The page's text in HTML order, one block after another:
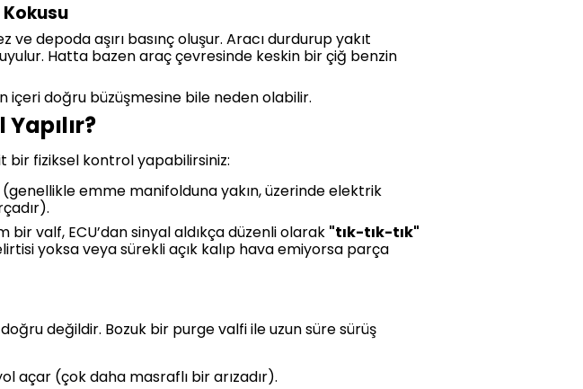
depoda aşırı basınç oluşur. Aracı durdurup yakıt
Hatta bazen araç çevresinde keskin bir çiğ benzin
içeri doğru büzüşmesine bile neden olabilir.
bir fiziksel kontrol yapabilirsiniz:
emme manifolduna yakın, üzerinde elektrik
valf, ECU’dan sinyal aldıkça düzenli olarak "tık-tık-tık"
yoksa veya sürekli açık kalıp hava emiyorsa parça
değildir. Bozuk bir purge valfi ile uzun süre sürüş
açar (çok daha masraflı bir arızadır).